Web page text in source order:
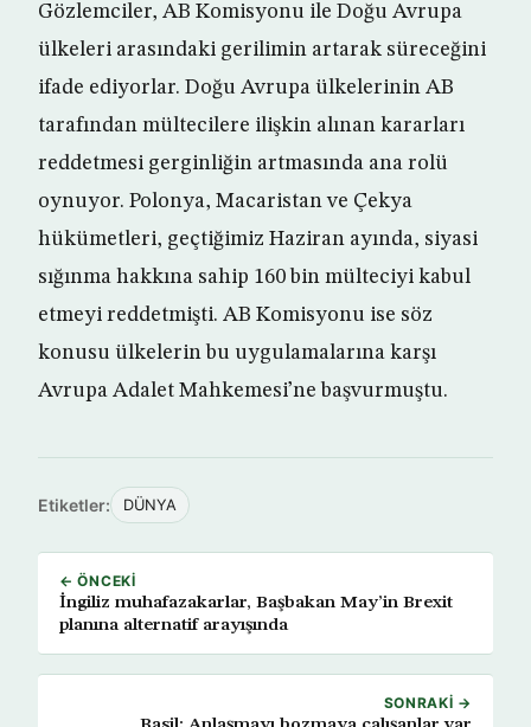
Gözlemciler, AB Komisyonu ile Doğu Avrupa
ülkeleri arasındaki gerilimin artarak süreceğini
ifade ediyorlar. Doğu Avrupa ülkelerinin AB
tarafından mültecilere ilişkin alınan kararları
reddetmesi gerginliğin artmasında ana rolü
oynuyor. Polonya, Macaristan ve Çekya
hükümetleri, geçtiğimiz Haziran ayında, siyasi
sığınma hakkına sahip 160 bin mülteciyi kabul
etmeyi reddetmişti. AB Komisyonu ise söz
konusu ülkelerin bu uygulamalarına karşı
Avrupa Adalet Mahkemesi’ne başvurmuştu.
Etiketler: DÜNYA
← ÖNCEKI
İngiliz muhafazakarlar, Başbakan May’in Brexit
planına alternatif arayışında
SONRAKI →